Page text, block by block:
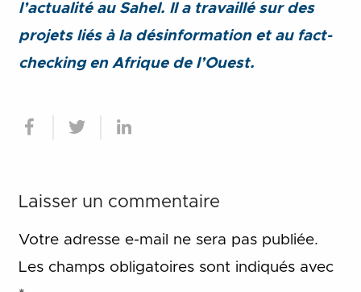
l’actualité au Sahel. Il a travaillé sur des
projets liés à la désinformation et au fact-
checking en Afrique de l’Ouest.
Laisser un commentaire
Votre adresse e-mail ne sera pas publiée.
Les champs obligatoires sont indiqués avec